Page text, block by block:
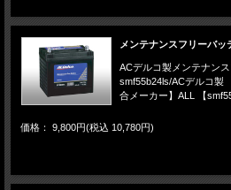
メンテナンスフリーバ
ACデルコ製メンテナン
smf55b24ls/ACデルコ製
合メーカー】ALL 【
価格： 9,800円(税込 10,780円)